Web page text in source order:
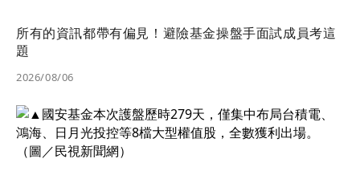
所有的資訊都帶有偏見！避險基金操盤手面試成員考這
題
2026/08/06